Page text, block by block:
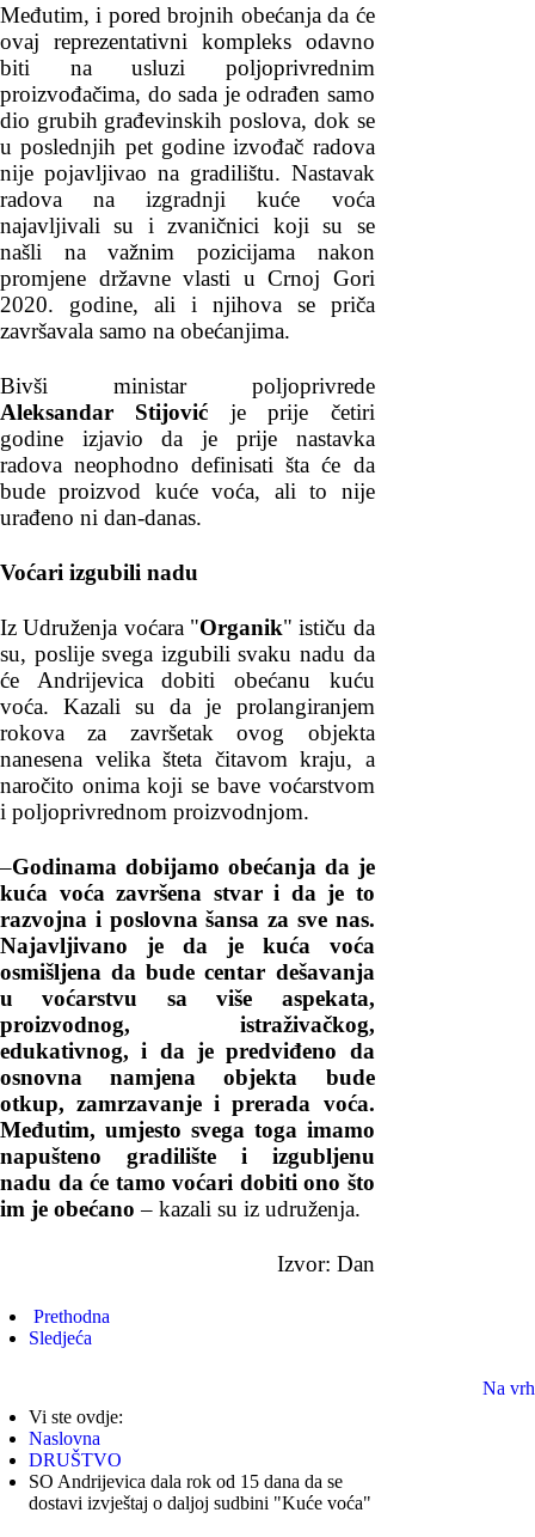
Međutim, i pored brojnih obećanja da će
ovaj reprezentativni kompleks odavno
biti na usluzi poljoprivrednim
proizvođačima, do sada je odrađen samo
dio grubih građevinskih poslova, dok se
u poslednjih pet godine izvođač radova
nije pojavljivao na gradilištu. Nastavak
radova na izgradnji kuće voća
najavljivali su i zvaničnici koji su se
našli na važnim pozicijama nakon
promjene državne vlasti u Crnoj Gori
2020. godine, ali i njihova se priča
završavala samo na obećanjima.
Bivši ministar poljoprivrede
Aleksandar Stijović je prije četiri
godine izjavio da je prije nastavka
radova neophodno definisati šta će da
bude proizvod kuće voća, ali to nije
urađeno ni dan-danas.
Voćari izgubili nadu
Iz Udruženja voćara "Organik" ističu da
su, poslije svega izgubili svaku nadu da
će Andrijevica dobiti obećanu kuću
voća. Kazali su da je prolangiranjem
rokova za završetak ovog objekta
nanesena velika šteta čitavom kraju, a
naročito onima koji se bave voćarstvom
i poljoprivrednom proizvodnjom.
–Godinama dobijamo obećanja da je
kuća voća završena stvar i da je to
razvojna i poslovna šansa za sve nas.
Najavljivano je da je kuća voća
osmišljena da bude centar dešavanja
u voćarstvu sa više aspekata,
proizvodnog, istraživačkog,
edukativnog, i da je predviđeno da
osnovna namjena objekta bude
otkup, zamrzavanje i prerada voća.
Međutim, umjesto svega toga imamo
napušteno gradilište i izgubljenu
nadu da će tamo voćari dobiti ono što
im je obećano – kazali su iz udruženja.
Izvor: Dan
Prethodna
Sledjeća
Vi ste ovdje:
Naslovna
DRUŠTVO
SO Andrijevica dala rok od 15 dana da se
dostavi izvještaj o daljoj sudbini "Kuće voća"
Na vrh